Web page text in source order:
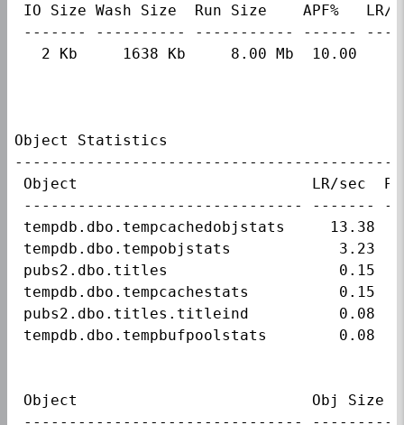
IO Size Wash Size  Run Size    APF%
------- ---------- ----------- ------
2 Kb     1638 Kb     8.00 Mb  10.00
Object
Object                          LR/sec  PR/sec
------------------------------- -------
tempdb.dbo.tempcachedobjstats
tempdb.dbo.tempobjstats
pubs2.dbo.titles                   0.15
tempdb.dbo.tempcachestats
pubs2.dbo.titles.titleind          0.08
tempdb.dbo.tempbufpoolstats
Object                          Obj Size